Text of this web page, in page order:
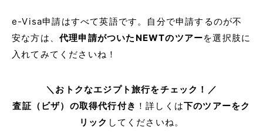
e-Visa申請はすべて英語です。自分で申請するのが不
安な方は、 代理申請がついたNEWTのツアーを選択肢に
入れてみてくださいね！
＼おトクなエジプト旅行をチェック！／
査証（ビザ）の取得代行付き ！詳しくは下のツアーをク
リック してくださいね。